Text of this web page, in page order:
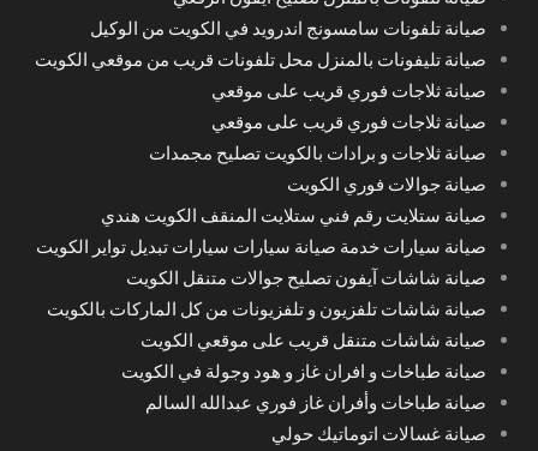
صيانة تلفونات سامسونج اندرويد في الكويت من الوكيل
صيانة تليفونات بالمنزل محل تلفونات قريب من موقعي الكويت
صيانة ثلاجات فوري قريب على موقعي
صيانة ثلاجات فوري قريب على موقعي
صيانة ثلاجات و برادات بالكويت تصليح مجمدات
صيانة جوالات فوري الكويت
صيانة ستلايت رقم فني ستلايت المنقف الكويت هندي
صيانة سيارات خدمة صيانة سيارات سيارات تبديل تواير الكويت
صيانة شاشات آيفون تصليح جوالات متنقل الكويت
صيانة شاشات تلفزيون و تلفزيونات من كل الماركات بالكويت
صيانة شاشات متنقل قريب على موقعي الكويت
صيانة طباخات و افران غاز و هود وجولة في الكويت
صيانة طباخات وأفران غاز فوري عبدالله السالم
صيانة غسالات اتوماتيك حولي